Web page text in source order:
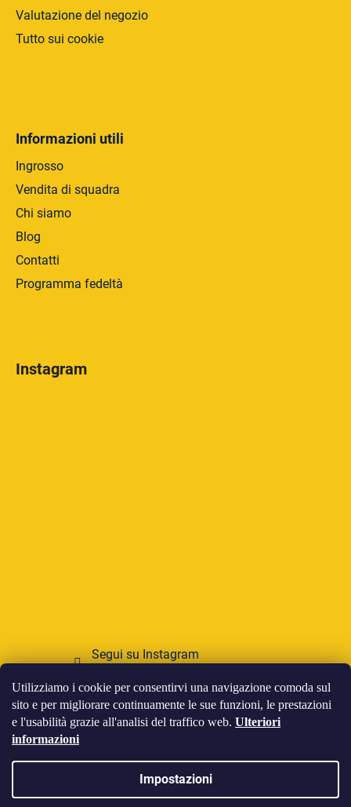
Utilizziamo i cookie per consentirvi una navigazione comoda sul
sito e per migliorare continuamente le sue funzioni, le prestazioni
e l'usabilità grazie all'analisi del traffico web. Ulteriori
informazioni
Impostazioni
Valutazione del negozio
Tutto sui cookie
Informazioni utili
Ingrosso
Vendita di squadra
Chi siamo
Blog
Contatti
Programma fedeltà
Instagram
Segui su Instagram
Accettiamo pagamenti online